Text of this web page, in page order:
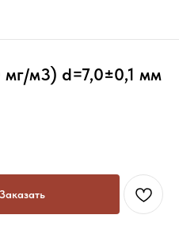
м3) d=7,0±0,1 мм
Заказать